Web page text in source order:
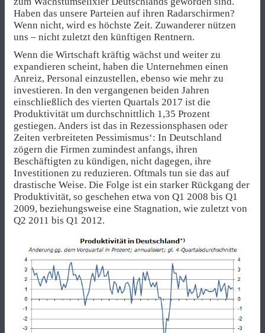
Haben das unsere Parteien auf ihren Radarschirmen?
Wenn nicht, wird es höchste Zeit. Zuwanderer nützen
uns – nicht zuletzt den künftigen Rentnern.
Wenn die Wirtschaft kräftig wächst und weiter zu
expandieren scheint, haben die Unternehmen einen
Anreiz, Personal einzustellen, ebenso wie mehr zu
investieren. In den vergangenen beiden Jahren
einschließlich des vierten Quartals 2017 ist die
Produktivität um durchschnittlich 1,35 Prozent
gestiegen. Anders ist das in Rezessionsphasen oder
Zeiten verbreiteten Pessimismus‘: In Deutschland
zögern die Firmen zumindest anfangs, ihren
Beschäftigten zu kündigen, nicht dagegen, ihre
Investitionen zu reduzieren. Oftmals tun sie das auf
drastische Weise. Die Folge ist ein starker Rückgang der
Produktivität, so geschehen etwa von Q1 2008 bis Q1
2009, beziehungsweise eine Stagnation, wie zuletzt von
Q2 2011 bis Q1 2012.